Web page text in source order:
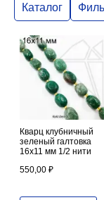
Каталог
Кварц клубничный
зеленый галтовка
16х11 мм 1/2 нити
550,00 ₽